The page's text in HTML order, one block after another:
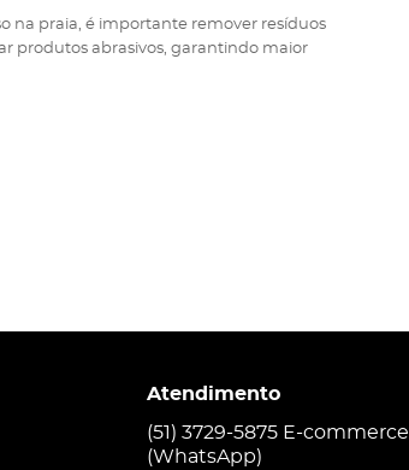
na praia, é importante remover resíduos
produtos abrasivos, garantindo maior
Atendimento
(51) 3729-5875 E-commerce
(WhatsApp)